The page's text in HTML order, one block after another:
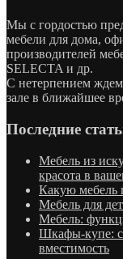
Мы с гордостью
мебели для дома,
производителей
SELECTA и др.
С нетерпением
зале в ближайшее
Последние
Мебель из
красота в
Какую мебель
Мебель для
Мебель:
Шкафы-купе:
вместимость